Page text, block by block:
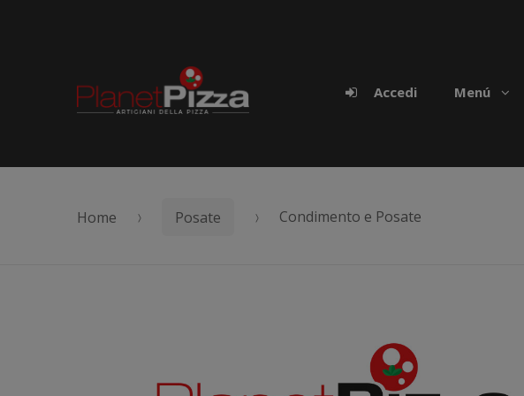
Accedi Menú
Home Posate Condimento e Posate